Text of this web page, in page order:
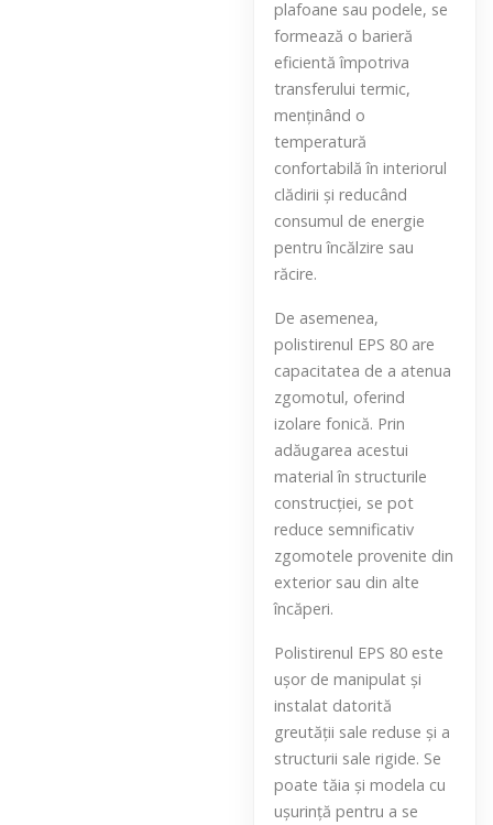
plafoane sau podele, se
formează o barieră
eficientă împotriva
transferului termic,
menținând o
temperatură
confortabilă în interiorul
clădirii și reducând
consumul de energie
pentru încălzire sau
răcire.
De asemenea,
polistirenul EPS 80 are
capacitatea de a atenua
zgomotul, oferind
izolare fonică. Prin
adăugarea acestui
material în structurile
construcției, se pot
reduce semnificativ
zgomotele provenite din
exterior sau din alte
încăperi.
Polistirenul EPS 80 este
ușor de manipulat și
instalat datorită
greutății sale reduse și a
structurii sale rigide. Se
poate tăia și modela cu
ușurință pentru a se